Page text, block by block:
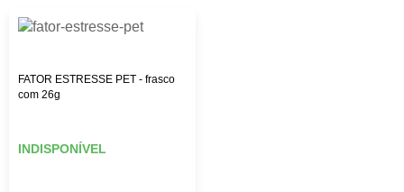
FATOR ESTRESSE PET - frasco
com 26g
INDISPONÍVEL